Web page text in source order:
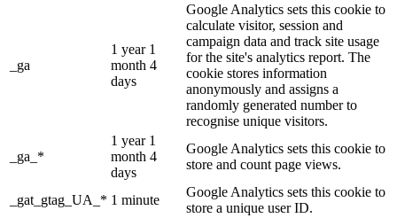
_ga
1 year 1
month 4
days
Google Analytics sets this cookie to
calculate visitor, session and
campaign data and track site usage
for the site's analytics report. The
cookie stores information
anonymously and assigns a
randomly generated number to
recognise unique visitors.
_ga_*
1 year 1
month 4
days
Google Analytics sets this cookie to
store and count page views.
_gat_gtag_UA_* 1 minute
Google Analytics sets this cookie to
store a unique user ID.